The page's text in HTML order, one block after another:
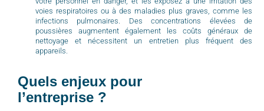
voies respiratoires ou à des maladies plus graves, comme les
infections pulmonaires. Des concentrations élevées de
poussières augmentent également les coûts généraux de
nettoyage et nécessitent un entretien plus fréquent des
appareils.
Quels enjeux pour
l’entreprise ?